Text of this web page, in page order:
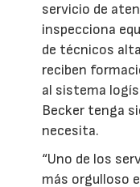
servicio de
inspecciona
de técnicos
reciben
al sistema
Becker tenga
necesita.
“Uno de los
más orgulloso